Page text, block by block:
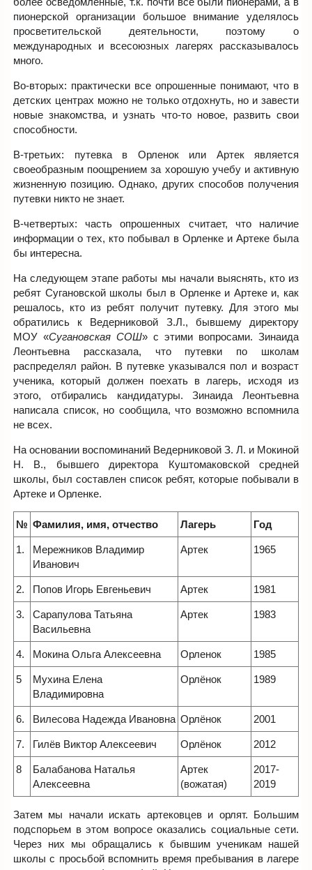
пионерской организации большое внимание уделялось
просветительской деятельности, поэтому о
международных и всесоюзных лагерях рассказывалось
много.
Во-вторых: практически все опрошенные понимают, что в
детских центрах можно не только отдохнуть, но и завести
новые знакомства, и узнать что-то новое, развить свои
способности.
В-третьих: путевка в Орленок или Артек является
своеобразным поощрением за хорошую учебу и активную
жизненную позицию. Однако, других способов получения
путевки никто не знает.
В-четвертых: часть опрошенных считает, что наличие
информации о тех, кто побывал в Орленке и Артеке была
бы интересна.
На следующем этапе работы мы начали выяснять, кто из
ребят Сугановской школы был в Орленке и Артеке и, как
решалось, кто из ребят получит путевку. Для этого мы
обратились к Ведерниковой З.Л., бывшему директору
МОУ «Сугановская СОШ» с этими вопросами. Зинаида
Леонтьевна рассказала, что путевки по школам
распределял район. В путевке указывался пол и возраст
ученика, который должен поехать в лагерь, исходя из
этого, отбирались кандидатуры. Зинаида Леонтьевна
написала список, но сообщила, что возможно вспомнила
не всех.
На основании воспоминаний Ведерниковой З. Л. и Мокиной
Н. В., бывшего директора Куштомаковской средней
школы, был составлен список ребят, которые побывали в
Артеке и Орленке.
№ Фамилия, имя, отчество Лагерь Год
1.
Мережников Владимир
Иванович
Артек 1965
2. Попов Игорь Евгеньевич Артек 1981
3.
Сарапулова Татьяна
Васильевна
Артек 1983
4. Мокина Ольга Алексеевна Орленок 1985
5
Мухина Елена
Владимировна
Орлёнок 1989
6. Вилесова Надежда Ивановна Орлёнок 2001
7. Гилёв Виктор Алексеевич Орлёнок 2012
8
Балабанова Наталья
Алексеевна
Артек
(вожатая)
2017-
2019
Затем мы начали искать артековцев и орлят. Большим
подспорьем в этом вопросе оказались социальные сети.
Через них мы обращались к бывшим ученикам нашей
школы с просьбой вспомнить время пребывания в лагере